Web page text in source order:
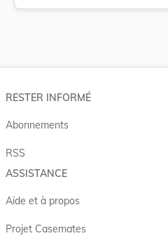
RESTER INFORMÉ
Abonnements
RSS
ASSISTANCE
Aide et à propos
Projet Casemates